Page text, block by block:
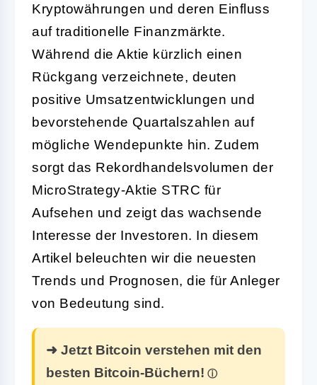
Kryptowährungen und deren Einfluss
auf traditionelle Finanzmärkte.
Während die Aktie kürzlich einen
Rückgang verzeichnete, deuten
positive Umsatzentwicklungen und
bevorstehende Quartalszahlen auf
mögliche Wendepunkte hin. Zudem
sorgt das Rekordhandelsvolumen der
MicroStrategy-Aktie STRC für
Aufsehen und zeigt das wachsende
Interesse der Investoren. In diesem
Artikel beleuchten wir die neuesten
Trends und Prognosen, die für Anleger
von Bedeutung sind.
➜ Jetzt Bitcoin verstehen mit den
besten Bitcoin-Büchern!